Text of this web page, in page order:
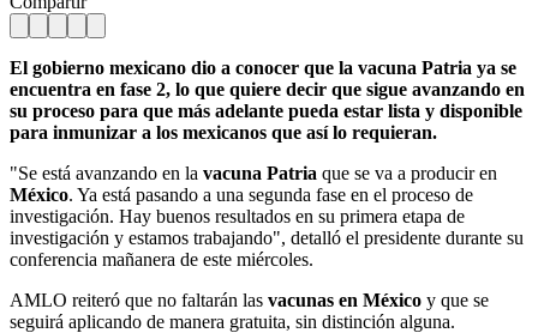
El gobierno mexicano dio a conocer que la vacuna Patria ya se
encuentra en fase 2, lo que quiere decir que sigue avanzando en
su proceso para que más adelante pueda estar lista y disponible
para inmunizar a los mexicanos que así lo requieran.
"Se está avanzando en la vacuna Patria que se va a producir en
México. Ya está pasando a una segunda fase en el proceso de
investigación. Hay buenos resultados en su primera etapa de
investigación y estamos trabajando", detalló el presidente durante su
conferencia mañanera de este miércoles.
AMLO reiteró que no faltarán las vacunas en México y que se
seguirá aplicando de manera gratuita, sin distinción alguna.